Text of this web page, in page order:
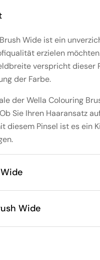
Wide ist ein
erzielen
verspricht dieser
der Farbe.
der Wella Colouring
Sie Ihren Haaransatz
diesem Pinsel ist es ein
Wide